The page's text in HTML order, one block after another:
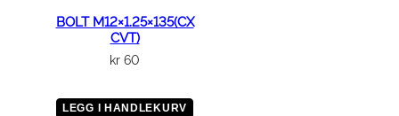
BOLT M12×1.25×135(CX
CVT)
kr 60
LEGG I HANDLEKURV